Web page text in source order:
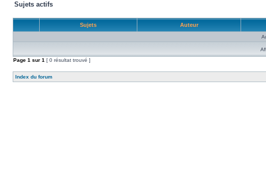
Sujets actifs
Sujets Auteur
Page 1 sur 1 [ 0 résultat trouvé ]
Index du forum